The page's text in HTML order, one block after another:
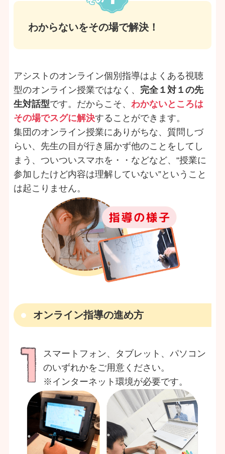
わからないをその場で解決！
アシストのオンライン個別指導はよくある視聴
型のオンライン授業ではなく、 完全１対１の先
生対話型です。だからこそ、 わかないところは
その場でスグに解決することができます。
集団のオンライン授業にありがちな、質問しづ
らい、先生の目が行き届かず他のことをしてし
まう、ついついスマホを・・などなど、“授業に
参加したけど内容は理解していない”ということ
は起こりません。
オンライン指導の進め方
スマートフォン、タブレット、パソコン
のいずれかをご用意ください。
※インターネット環境が必要です。